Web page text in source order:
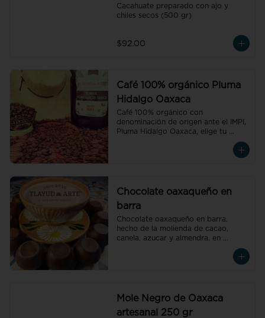
Cacahuate preparado con ajo y
chiles secos (500 gr)
$92.00
Café 100% orgánico Pluma
Hidalgo Oaxaca
Café 100% orgánico con
denominación de origen ante el IMPI,
Pluma Hidalgo Oaxaca, elige tu
Chocolate oaxaqueño en
barra
Chocolate oaxaqueño en barra,
hecho de la molienda de cacao,
canela, azucar y almendra, en
Mole Negro de Oaxaca
artesanal 250 gr